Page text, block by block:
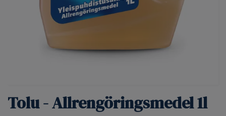
Tolu - Allrengöringsmedel 1l